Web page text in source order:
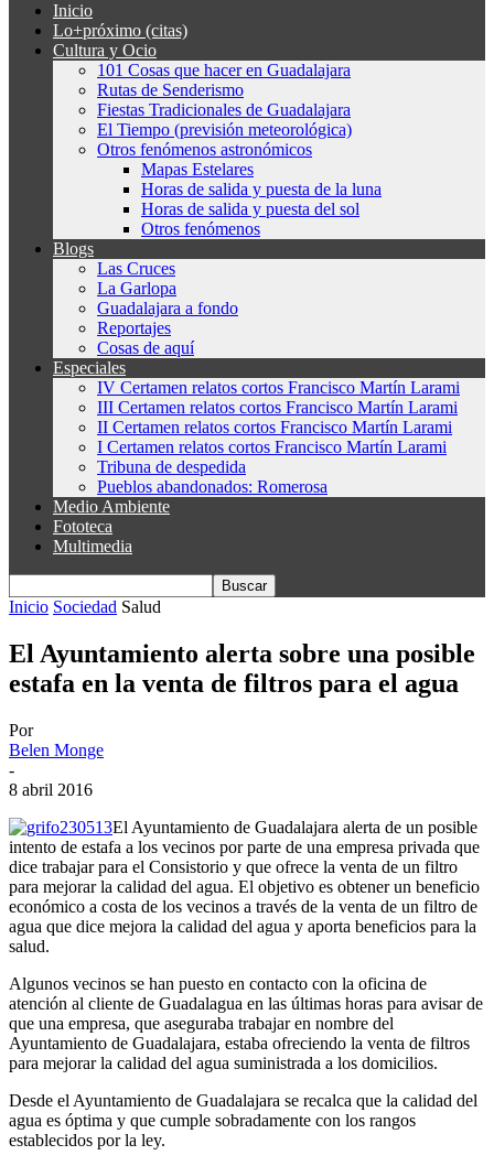
Inicio
Lo+próximo (citas)
Cultura y Ocio
101 Cosas que hacer en Guadalajara
Rutas de Senderismo
Fiestas Tradicionales de Guadalajara
El Tiempo (previsión meteorológica)
Otros fenómenos astronómicos
Mapas Estelares
Horas de salida y puesta de la luna
Horas de salida y puesta del sol
Otros fenómenos
Blogs
Las Cruces
La Garlopa
Guadalajara a fondo
Reportajes
Cosas de aquí
Especiales
IV Certamen relatos cortos Francisco Martín Larami
III Certamen relatos cortos Francisco Martín Larami
II Certamen relatos cortos Francisco Martín Larami
I Certamen relatos cortos Francisco Martín Larami
Tribuna de despedida
Pueblos abandonados: Romerosa
Medio Ambiente
Fototeca
Multimedia
Inicio Sociedad Salud
El Ayuntamiento alerta sobre una posible
estafa en la venta de filtros para el agua
Por
Belen Monge
-
8 abril 2016
El Ayuntamiento de Guadalajara alerta de un posible
intento de estafa a los vecinos por parte de una empresa privada que
dice trabajar para el Consistorio y que ofrece la venta de un filtro
para mejorar la calidad del agua. El objetivo es obtener un beneficio
económico a costa de los vecinos a través de la venta de un filtro de
agua que dice mejora la calidad del agua y aporta beneficios para la
salud.
Algunos vecinos se han puesto en contacto con la oficina de
atención al cliente de Guadalagua en las últimas horas para avisar de
que una empresa, que aseguraba trabajar en nombre del
Ayuntamiento de Guadalajara, estaba ofreciendo la venta de filtros
para mejorar la calidad del agua suministrada a los domicilios.
Desde el Ayuntamiento de Guadalajara se recalca que la calidad del
agua es óptima y que cumple sobradamente con los rangos
establecidos por la ley.